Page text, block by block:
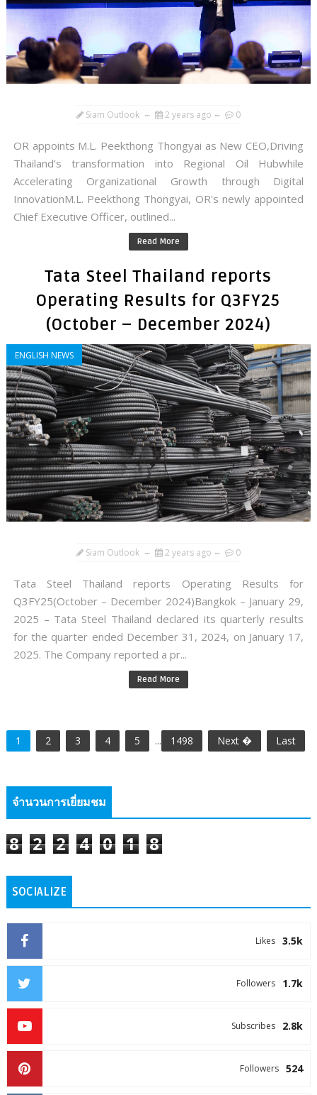
Siam Outlook 2 years ago 0
OR appoints M.L. Peekthong Thongyai as New CEO,Driving
Thailand’s transformation into Regional Oil Hubwhile
Accelerating Organizational Growth through Digital
InnovationM.L. Peekthong Thongyai, OR's newly appointed
Chief Executive Officer, outlined...
Read More
Tata Steel Thailand reports
Operating Results for Q3FY25
(October – December 2024)
ENGLISH NEWS
Siam Outlook 2 years ago 0
Tata Steel Thailand reports Operating Results for
Q3FY25(October – December 2024)Bangkok – January 29,
2025 – Tata Steel Thailand declared its quarterly results
for the quarter ended December 31, 2024, on January 17,
2025. The Company reported a pr...
Read More
1 2 3 4 5 ... 1498 Next � Last
จำนวนการเยี่ยมชม
8 2 2 4 0 1 8
SOCIALIZE
3.5k
Likes
1.7k
Followers
2.8k
Subscribes
524
Followers